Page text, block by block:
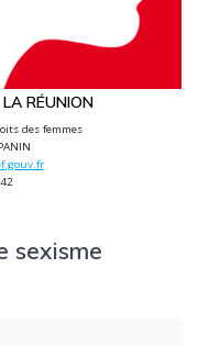
LA RÉUNION
des femmes
sexisme